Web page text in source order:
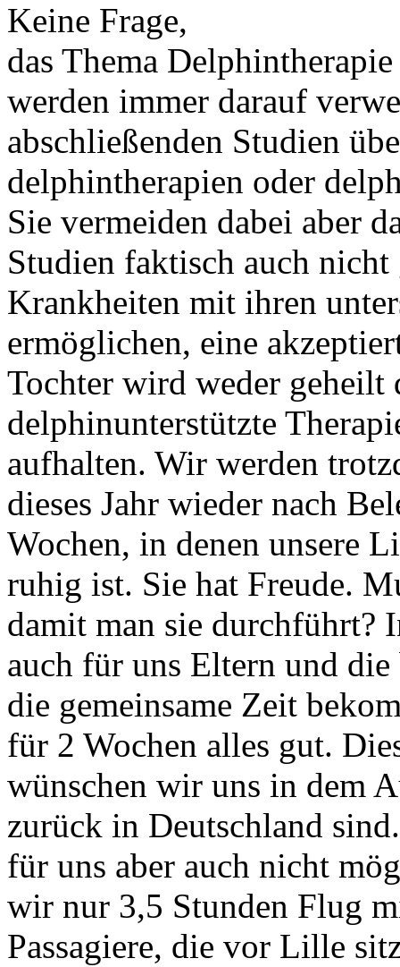
Keine Frage,
das Thema
werden immer darauf
abschließenden Studien
delphintherapien oder
Sie vermeiden dabei aber
Studien faktisch auch
Krankheiten mit ihren
ermöglichen, eine
Tochter wird weder geheilt
delphinunterstützte
aufhalten. Wir werden
dieses Jahr wieder nach
Wochen, in denen unsere
ruhig ist. Sie hat Freude.
damit man sie
auch für uns Eltern und
die gemeinsame Zeit
für 2 Wochen alles gut.
wünschen wir uns in dem
zurück in Deutschland
für uns aber auch nicht
wir nur 3,5 Stunden Flug
Passagiere, die vor Lille